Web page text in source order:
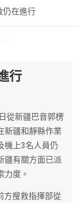
仍在進行
行
從新疆巴音郭楞
新疆和靜縣作業
機上3名人員仍
疆有關方面已派
力度。
方搜救指揮部從